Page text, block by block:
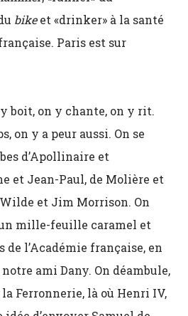
bikeet «drinker» à la santé
Paris est sur
y boit, on y chante, on y rit.
on y a peur aussi. On se
d’Apollinaire et
et Jean-Paul, de Molière et
Wilde et Jim Morrison. On
mille-feuille caramel et
de l’Académie française, en
ami Dany. On déambule,
la Ferronnerie, là où Henri IV,